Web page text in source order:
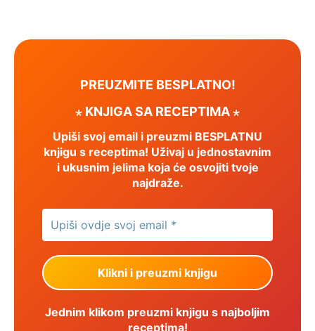
PREUZMITE BESPLATNO!
⋆ KNJIGA SA RECEPTIMA ⋆
Upiši svoj email i preuzmi BESPLATNU
knjigu s receptima! Uživaj u jednostavnim
i ukusnim jelima koja će osvojiti tvoje
najdraže.
Jednim klikom preuzmi knjigu s najboljim
receptima!